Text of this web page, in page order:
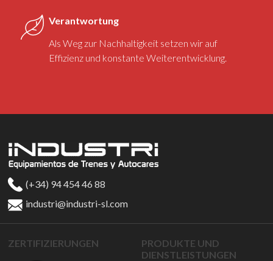
Verantwortung
Als Weg zur Nachhaltigkeit setzen wir auf
Effizienz und konstante Weiterentwicklung.
(+34) 94 454 46 88
industri@industri-sl.com
ZERTIFIZIERUNGEN
PRODUKTE UND
DIENSTLEISTUNGEN